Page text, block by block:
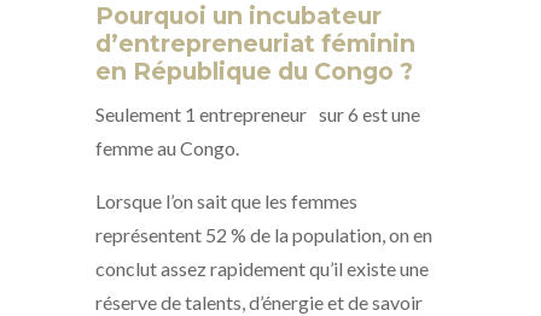
Pourquoi un incubateur
d’entrepreneuriat féminin
en République du Congo ?
Seulement 1 entrepreneur sur 6 est une
femme au Congo.
Lorsque l’on sait que les femmes
représentent 52 % de la population, on en
conclut assez rapidement qu’il existe une
réserve de talents, d’énergie et de savoir